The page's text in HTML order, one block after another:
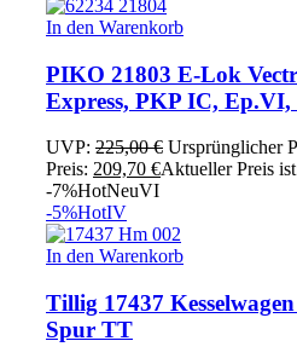
In den Warenkorb
PIKO 21803 E-Lok
Express, PKP IC,
UVP: 225,00€ Ursprünglicher
Preis: 209,70 €Aktueller Preis
-7%HotNeuVI
-5%HotIV
In den Warenkorb
Tillig 17437
Spur TT